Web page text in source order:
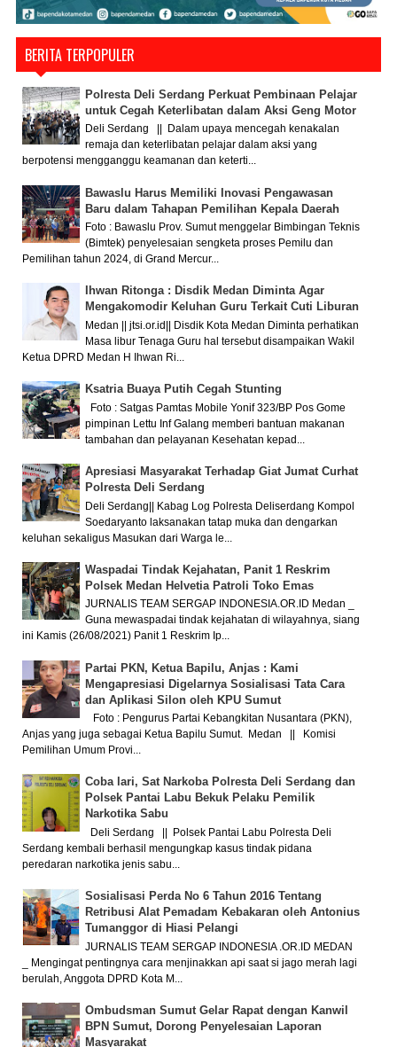
BERITA TERPOPULER
Polresta Deli Serdang Perkuat Pembinaan Pelajar
untuk Cegah Keterlibatan dalam Aksi Geng Motor
Deli Serdang || Dalam upaya mencegah kenakalan
remaja dan keterlibatan pelajar dalam aksi yang
berpotensi mengganggu keamanan dan keterti...
Bawaslu Harus Memiliki Inovasi Pengawasan
Baru dalam Tahapan Pemilihan Kepala Daerah
Foto : Bawaslu Prov. Sumut menggelar Bimbingan Teknis
(Bimtek) penyelesaian sengketa proses Pemilu dan
Pemilihan tahun 2024, di Grand Mercur...
Ihwan Ritonga : Disdik Medan Diminta Agar
Mengakomodir Keluhan Guru Terkait Cuti Liburan
Medan || jtsi.or.id|| Disdik Kota Medan Diminta perhatikan
Masa libur Tenaga Guru hal tersebut disampaikan Wakil
Ketua DPRD Medan H Ihwan Ri...
Ksatria Buaya Putih Cegah Stunting
Foto : Satgas Pamtas Mobile Yonif 323/BP Pos Gome
pimpinan Lettu Inf Galang memberi bantuan makanan
tambahan dan pelayanan Kesehatan kepad...
Apresiasi Masyarakat Terhadap Giat Jumat Curhat
Polresta Deli Serdang
Deli Serdang|| Kabag Log Polresta Deliserdang Kompol
Soedaryanto laksanakan tatap muka dan dengarkan
keluhan sekaligus Masukan dari Warga le...
Waspadai Tindak Kejahatan, Panit 1 Reskrim
Polsek Medan Helvetia Patroli Toko Emas
JURNALIS TEAM SERGAP INDONESIA.OR.ID Medan _
Guna mewaspadai tindak kejahatan di wilayahnya, siang
ini Kamis (26/08/2021) Panit 1 Reskrim Ip...
Partai PKN, Ketua Bapilu, Anjas : Kami
Mengapresiasi Digelarnya Sosialisasi Tata Cara
dan Aplikasi Silon oleh KPU Sumut
Foto : Pengurus Partai Kebangkitan Nusantara (PKN),
Anjas yang juga sebagai Ketua Bapilu Sumut. Medan || Komisi
Pemilihan Umum Provi...
Coba lari, Sat Narkoba Polresta Deli Serdang dan
Polsek Pantai Labu Bekuk Pelaku Pemilik
Narkotika Sabu
Deli Serdang || Polsek Pantai Labu Polresta Deli
Serdang kembali berhasil mengungkap kasus tindak pidana
peredaran narkotika jenis sabu...
Sosialisasi Perda No 6 Tahun 2016 Tentang
Retribusi Alat Pemadam Kebakaran oleh Antonius
Tumanggor di Hiasi Pelangi
JURNALIS TEAM SERGAP INDONESIA .OR.ID MEDAN
_ Mengingat pentingnya cara menjinakkan api saat si jago merah lagi
berulah, Anggota DPRD Kota M...
Ombudsman Sumut Gelar Rapat dengan Kanwil
BPN Sumut, Dorong Penyelesaian Laporan
Masyarakat